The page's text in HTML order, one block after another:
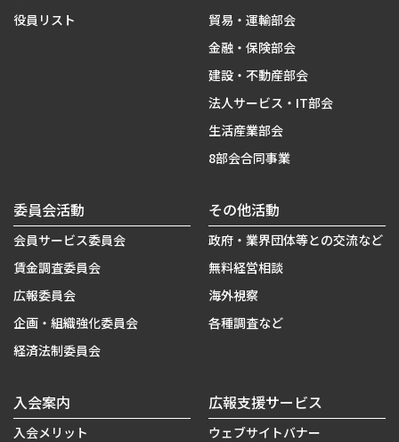
役員リスト
貿易・運輸部会
金融・保険部会
建設・不動産部会
法人サービス・IT部会
生活産業部会
8部会合同事業
委員会活動
会員サービス委員会
賃金調査委員会
広報委員会
企画・組織強化委員会
経済法制委員会
その他活動
政府・業界団体等との交流など
無料経営相談
海外視察
各種調査など
入会案内
入会メリット
広報支援サービス
ウェブサイトバナー